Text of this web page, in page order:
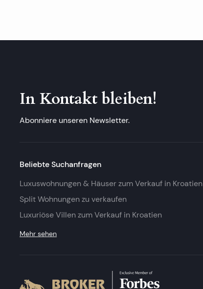
In Kontakt bleiben!
Abonniere unseren Newsletter.
Beliebte Suchanfragen
Luxuswohnungen & Häuser zum Verkauf in Kroatien
Split Wohnungen zu verkaufen
Luxuriöse Villen zum Verkauf in Kroatien
Mehr sehen